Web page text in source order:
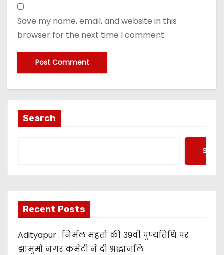
Save my name, email, and website in this
browser for the next time I comment.
Search
Recent Posts
Adityapur : निर्मल महतो की 39वीं पुण्यतिथि पर
झामुमो नगर कमेटी ने दी श्रद्धांजलि